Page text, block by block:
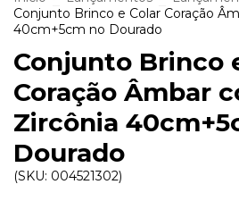
Conjunto Brinco e Colar Coração
40cm+5cm no Dourado
Conjunto Brinco
Coração Âmbar
Zircônia
Dourado
(SKU: 004521302)